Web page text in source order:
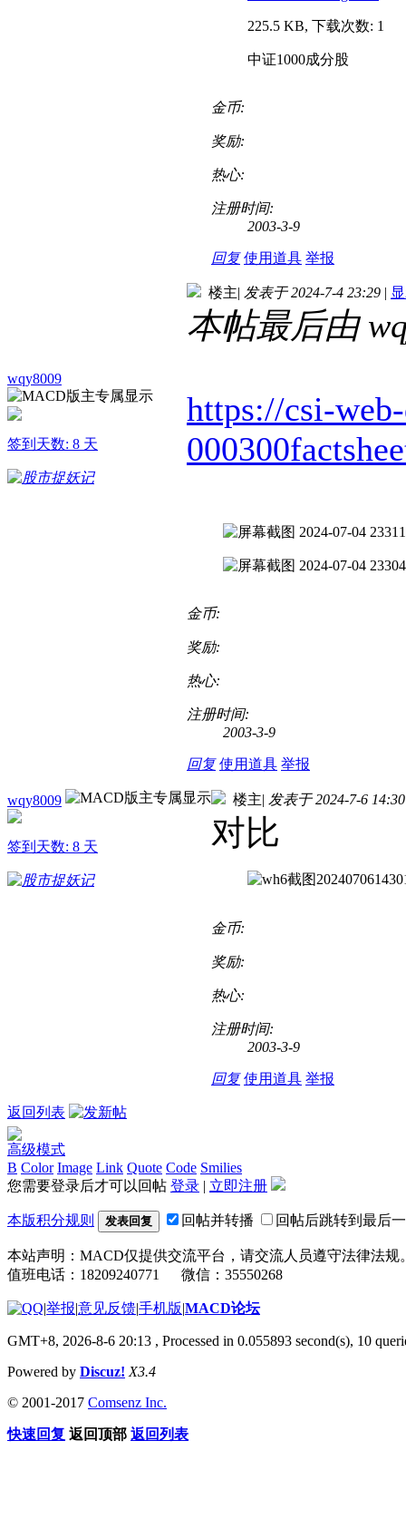
225.5 KB, 下载次数: 1
中证1000成分股
金币:
奖励:
热心:
注册时间:
2003-3-9
回复 使用道具 举报
wqy8009
签到天数: 8 天
楼主| 发表于 2024-7-4 23:29 |
本帖最后由
https://csi-
金币:
奖励:
热心:
注册时间:
2003-3-9
回复 使用道具 举报
wqy8009
签到天数: 8 天
楼主| 发表于 2024-7-6 14:30
对比
金币:
奖励:
热心:
注册时间:
2003-3-9
回复 使用道具 举报
返回列表
高级模式
B Color Image Link Quote Code Smilies
您需要登录后才可以回帖 登录 | 立即注册
本版积分规则 发表回复 回帖并转播 回帖后跳转到最后
本站声明：MACD仅提供交流平台，请交流人员遵守法律法规
值班电话：18209240771 微信：35550268
|举报|意见反馈|手机版|MACD论坛
GMT+8, 2026-8-6 20:13 , Processed in 0.055893 second(s), 10
Powered by Discuz! X3.4
© 2001-2017 Comsenz Inc.
快速回复 返回顶部 返回列表